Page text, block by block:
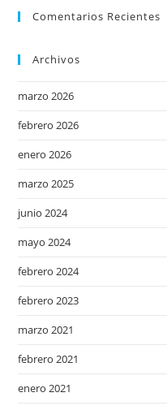
Comentarios Recientes
Archivos
marzo 2026
febrero 2026
enero 2026
marzo 2025
junio 2024
mayo 2024
febrero 2024
febrero 2023
marzo 2021
febrero 2021
enero 2021